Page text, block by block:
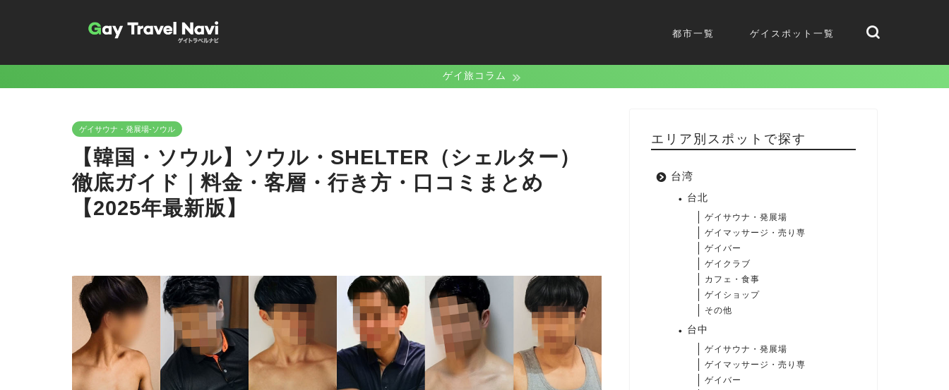
都市一覧 ゲイスポット一覧
ゲイ旅コラム
ゲイサウナ・発展場-ソウル
【韓国・ソウル】ソウル・SHELTER（シェルター）
徹底ガイド｜料金・客層・行き方・口コミまとめ
【2025年最新版】
エリア別スポットで探す
台湾
台北
ゲイサウナ・発展場
ゲイマッサージ・売り専
ゲイバー
ゲイクラブ
カフェ・食事
ゲイショップ
その他
台中
ゲイサウナ・発展場
ゲイマッサージ・売り専
ゲイバー